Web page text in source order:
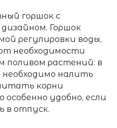
горшок с
Горшок
регулировки воды,
необходимости
поливом растений: в
налить
корни
удобно, если
в отпуск.